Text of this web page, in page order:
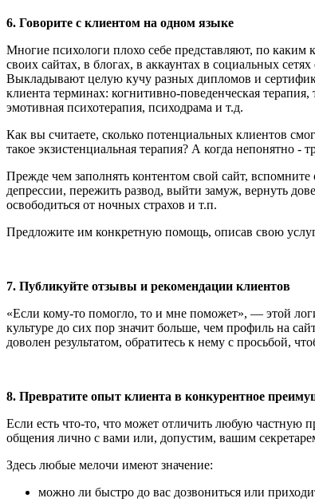
6. Говорите с клиентом на одном языке
Многие психологи плохо себе представляют, по
своих сайтах, в блогах, в аккаунтах в социальных
Выкладывают целую кучу разных дипломов и
клиента терминах: когнитивно-поведенческая
эмотивная психотерапия, психодрама и т.д.
Как вы считаете, сколько потенциальных клиентов
такое экзистенциальная терапия? А когда непонятно -
Прежде чем заполнять контентом свой сайт,
депрессии, пережить развод, выйти замуж, вернуть
освободиться от ночных страхов и т.п.
Предложите им конкретную помощь, описав свою
7. Публикуйте отзывы и рекомендации клиентов
«Если кому-то помогло, то и мне поможет», — этой
культуре до сих пор значит больше, чем профиль на
доволен результатом, обратитесь к нему с просьбой,
8. Превратите опыт клиента в конкурентное
Если есть что-то, что может отличить любую частную
общения лично с вами или, допустим, вашим
Здесь любые мелочи имеют значение:
можно ли быстро до вас дозвониться или